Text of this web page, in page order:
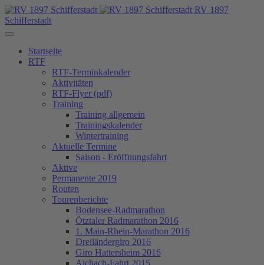
RV 1897
Schifferstadt
Startseite
RTF
RTF-Terminkalender
Aktivitäten
RTF-Flyer (pdf)
Training
Training allgemein
Trainingskalender
Wintertraining
Aktuelle Termine
Saison - Eröffnungsfahrt
Aktive
Permanente 2019
Routen
Tourenberichte
Bodensee-Radmarathon
Ötztaler Radmarathon 2016
1. Main-Rhein-Marathon 2016
Dreiländergiro 2016
Giro Hattersheim 2016
Aichach-Fahrt 2015